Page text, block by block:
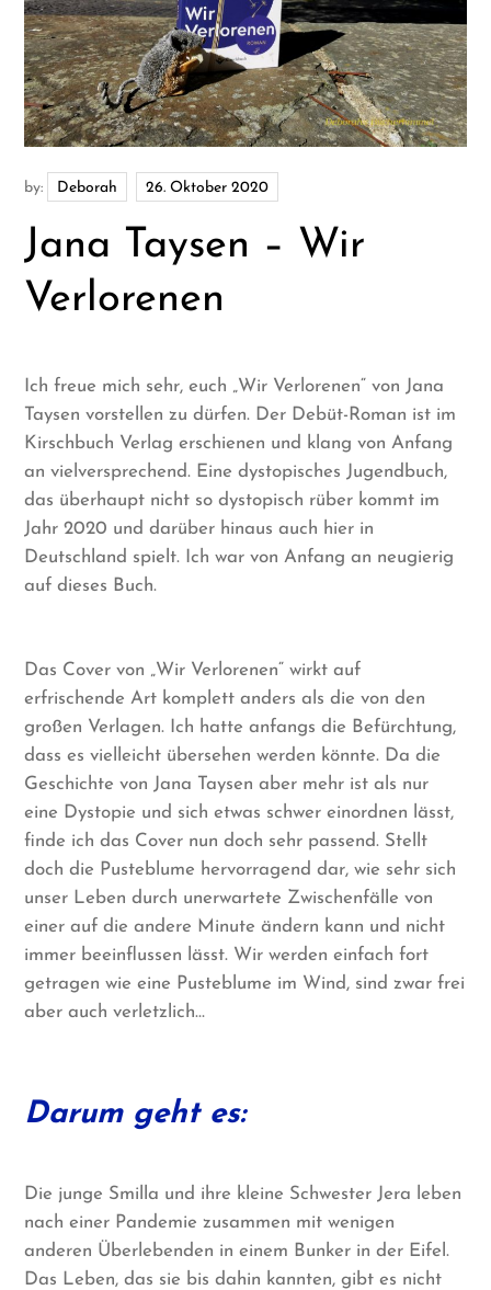
by: Deborah
Jana Taysen – Wir
Verlorenen
Ich freue mich sehr, euch „Wir Verlorenen“ von Jana
Taysen vorstellen zu dürfen. Der Debüt-Roman ist im
Kirschbuch Verlag erschienen und klang von Anfang
an vielversprechend. Eine dystopisches Jugendbuch,
das überhaupt nicht so dystopisch rüber kommt im
Jahr 2020 und darüber hinaus auch hier in
Deutschland spielt. Ich war von Anfang an neugierig
auf dieses Buch.
Das Cover von „Wir Verlorenen“ wirkt auf
erfrischende Art komplett anders als die von den
großen Verlagen. Ich hatte anfangs die Befürchtung,
dass es vielleicht übersehen werden könnte. Da die
Geschichte von Jana Taysen aber mehr ist als nur
eine Dystopie und sich etwas schwer einordnen lässt,
finde ich das Cover nun doch sehr passend. Stellt
doch die Pusteblume hervorragend dar, wie sehr sich
unser Leben durch unerwartete Zwischenfälle von
einer auf die andere Minute ändern kann und nicht
immer beeinflussen lässt. Wir werden einfach fort
getragen wie eine Pusteblume im Wind, sind zwar frei
aber auch verletzlich…
Darum geht es:
Die junge Smilla und ihre kleine Schwester Jera leben
nach einer Pandemie zusammen mit wenigen
anderen Überlebenden in einem Bunker in der Eifel.
Das Leben, das sie bis dahin kannten, gibt es nicht